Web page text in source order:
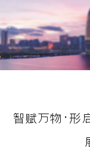
智赋万物·形